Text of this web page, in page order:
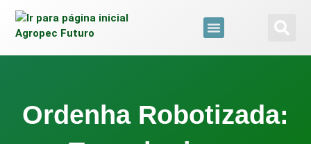
o
conteúdo
Ordenha Robotizada: